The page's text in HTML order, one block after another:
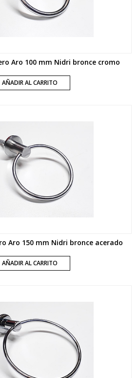
Aro 100 mm Nidri bronce cromo
AÑADIR AL CARRITO
Aro 150 mm Nidri bronce acerado
AÑADIR AL CARRITO